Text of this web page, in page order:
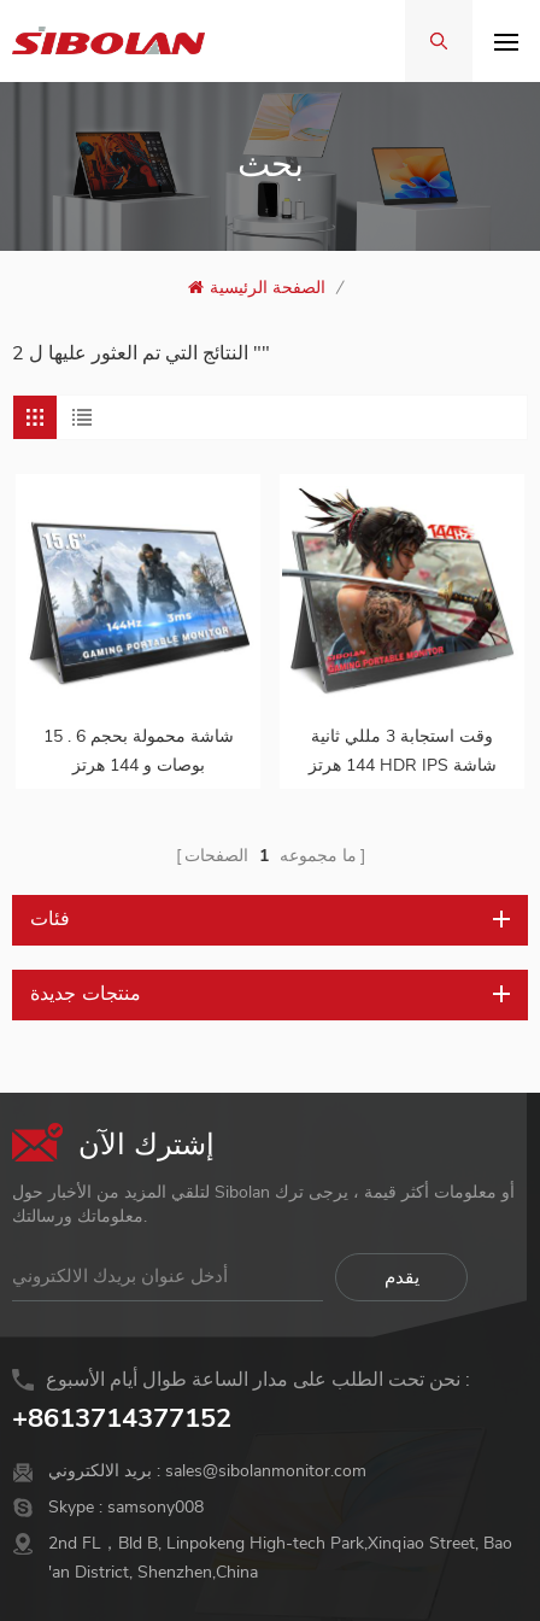
بحث
الصفحة الرئيسية /
2 النتائج التي تم العثور عليها ل ""
15 . شاشة محمولة بحجم 6
بوصات و 144 هرتز
وقت استجابة 3 مللي ثانية
144 هرتز HDR IPS شاشة
ما مجموعه 1 الصفحات
فئات
منتجات جديدة
إشترك الآن
لتلقي المزيد من الأخبار حول Sibolan أو معلومات أكثر قيمة ، يرجى ترك
معلوماتك ورسالتك.
نحن تحت الطلب على مدار الساعة طوال أيام الأسبوع :
+8613714377152
بريد الالكتروني : sales@sibolanmonitor.com
Skype : samsony008
2nd FL，Bld B, Linpokeng High-tech Park,Xinqiao Street, Bao
'an District, Shenzhen,China